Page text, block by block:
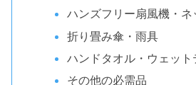
ハンズフリー扇風機・ネ
折り畳み傘・雨具
ハンドタオル・ウェット
その他の必需品